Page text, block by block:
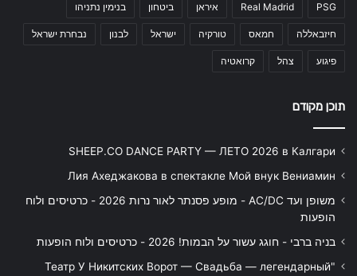
PSG
Real Madrid איראן ביטחון בנימין נתניהו
חיזבאללה חמאס טורקיה ישראל לבנון נבחרת ישראל
פיגוע צהל קרואטיה
תוכן מקודם
SHEEP.CO DANCE PARTY — ЛЕТО 2026 в Калгари
Лия Ахеджакова в спектакле Мой внук Вениамин
משופן ועד AC/DC - מופע פסנתר לאור נרות 2026 - כרטיסים ולוח
הופעות
בניה ברבי - חוגג עשור על הבמות! 2026 - כרטיסים ולוח הופעות
"Театр У Никитских Ворот — Свадьба — легендарный